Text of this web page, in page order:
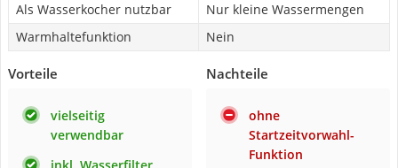
Als Wasserkocher nutzbar
Nur kleine Wassermengen
Warmhaltefunktion
Nein
Vorteile
vielseitig
verwendbar
Nachteile
ohne
Startzeitvorwahl-
Funktion